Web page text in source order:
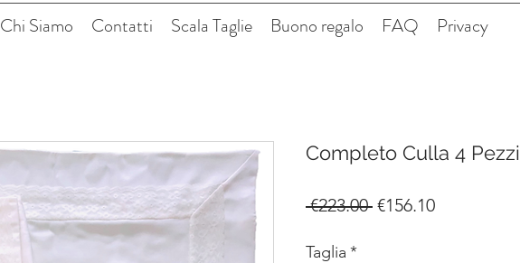
Chi Siamo Contatti Scala Taglie Buono regalo FAQ Privacy
Completo Culla 4 Pezzi
€223.00 Regular
€156.10Sale
Taglia *